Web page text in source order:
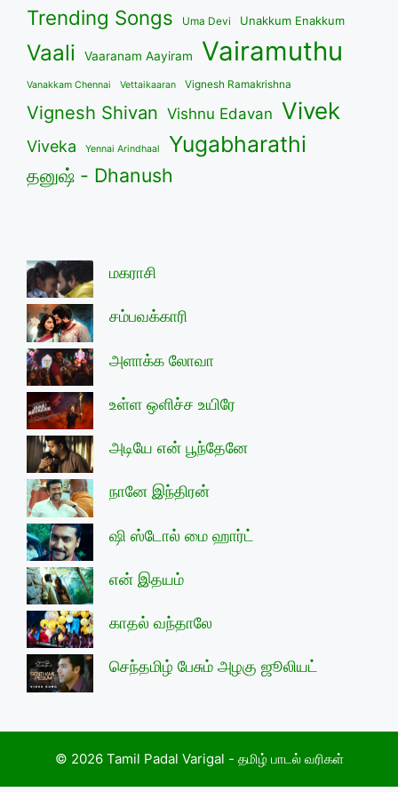
Trending Songs Uma Devi Unakkum Enakkum
Vaali Vaaranam Aayiram Vairamuthu
Vanakkam Chennai Vettaikaaran Vignesh Ramakrishna
Vignesh Shivan Vishnu Edavan Vivek
Viveka Yennai Arindhaal Yugabharathi
தனுஷ் - Dhanush
மகராசி
சம்பவக்காரி
அளாக்க லோவா
உள்ள ஒளிச்ச உயிரே
அடியே என் பூந்தேனே
நானே இந்திரன்
ஷி ஸ்டோல் மை ஹார்ட்
என் இதயம்
காதல் வந்தாலே
செந்தமிழ் பேசும் அழகு ஜூலியட்
© 2026 Tamil Padal Varigal - தமிழ் பாடல் வரிகள்